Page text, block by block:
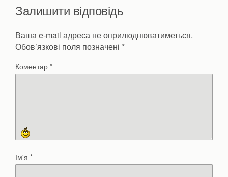
Залишити відповідь
Ваша e-mail адреса не оприлюднюватиметься.
Обов’язкові поля позначені *
Коментар*
Ім'я *